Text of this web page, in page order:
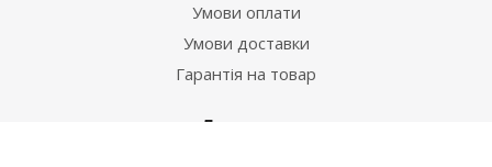
Умови оплати
Умови доставки
Гарантія на товар
Допомога